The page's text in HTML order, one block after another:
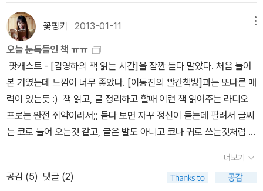
그대로의 fact를 볼 수 있었다는 것이 흥미롭게 느껴진다. 사실 SF
와 함께 추리소설은 특히 한국에서는 상당히 배척을 당했던 장르인
데, 실생활에 도움이 될 것이 없다는 둥 많은 편견의 대상이 되어왔던
것. 그런데, 이번에 보니, 추리소설을 제대로 읽어가면 행간을 짚어내
고, 감정이나 감상을 가급적 배제한 채 냉정하게 이슈를 가려내는 능
력이 키워질 것 같다는 생각이 든다. SF과 과학의 lead한다는 이야
기는 많이 하지만, 추리소설에서 이런 이야기를 하는 것은 흔한 일은
아닌 듯 싶다. 여하튼 책을 많이 읽으면 이런 저런 좋은 능력이 꾸준
히 다져지는 것 같다. 목적을 위해 하는 독서도 분명히 있고, 인생의
시기마다, 고비마다, 또는 필요에 따라서 특정한 주제를 집중하는 것
은 그 나름대로의 효용이 있다. 하지만, 이것만이 독서의 목적이 된다
꽃핑키 2013-01-11
오늘 눈독들인 책 ㅠㅠ
팟캐스트 - [김영하의 책 읽는 시간]을 잠깐 듣다 말았다. 처음 들어
본 거였는데 느낌이 너무 좋았다. [이동진의 빨간책방]과는 또다른 매
력이 있는듯 :) 책 읽고, 글 정리하고 할때 이런 책 읽어주는 라디오
프로는 완전 쥐약이라서;; 듣다 보면 자꾸 정신이 듣는데 팔려서 글씨
는 코로 들어 오는것 같고, 글은 발도 아니고 코나 귀로 쓰는것처럼 절
게 들을 수 있겠다.ㅋㅋ 김영하작가님이 읽어 주는 구절들 잠깐 들
었을 뿐인데 그와중에도 내 마음을 후벼파는, 맘에 쏙 드는, 멋진 문장
더보기
공감 (5) 댓글 (2)